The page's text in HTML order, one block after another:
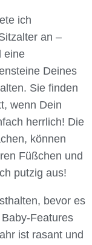
ich
an –
eine
Deines
Sie finden
wenn Dein
herrlich! Die
können
Füßchen und
putzig aus!
bevor es
Features
ist rasant und